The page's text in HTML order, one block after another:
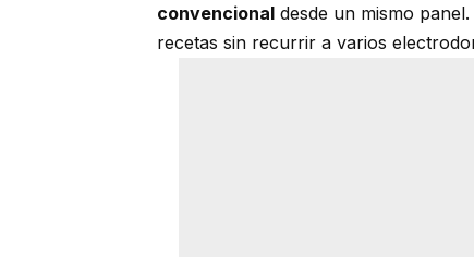
convencional desde un mismo
recetas sin recurrir a varios